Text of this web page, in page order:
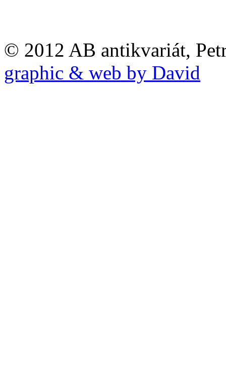
© 2012 AB antikvariát,
graphic & web by David